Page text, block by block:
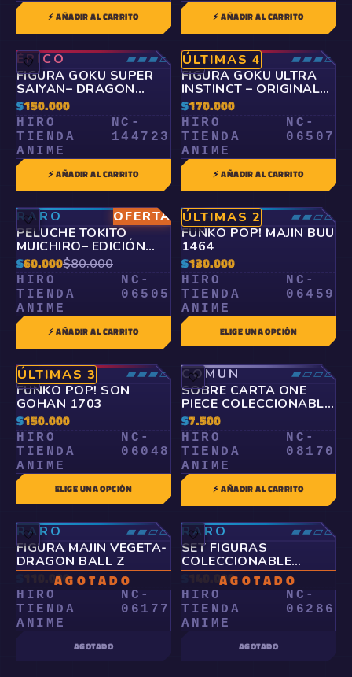
⚡ AÑADIR AL CARRITO ⚡ AÑADIR AL CARRITO
🤍
ÉPICO
▰▰▰▱
FIGURA GOKU SUPER
SAIYAN– DRAGON
BALL Z | BANPRESTO
$150.000
HIRO
TIENDA
ANIME
NC-
144723
⚡ AÑADIR AL CARRITO
🤍
ÚLTIMAS 4
ÉPICO
▰▰▰▱
FIGURA GOKU ULTRA
INSTINCT – ORIGINAL
BANDAI
$170.000
HIRO
TIENDA
ANIME
NC-
06507
⚡ AÑADIR AL CARRITO
🤍 OFERTA
RARO
▰▰▱▱
PELUCHE TOKITO
MUICHIRO– EDICIÓN
CHIBI PREMIUM
$60.000$80.000
HIRO
TIENDA
ANIME
NC-
06505
⚡ AÑADIR AL CARRITO
🤍
ÚLTIMAS 2
RARO
▰▰▱▱
FUNKO POP! MAJIN BUU
1464
$130.000
HIRO
TIENDA
ANIME
NC-
06459
ELIGE UNA OPCIÓN
🤍
ÚLTIMAS 3
ÉPICO
▰▰▰▱
FUNKO POP! SON
GOHAN 1703
$150.000
HIRO
TIENDA
ANIME
NC-
06048
ELIGE UNA OPCIÓN
🤍
COMÚN
▰▱▱▱
SOBRE CARTA ONE
PIECE COLECCIONABLE
PANINI
$7.500
HIRO
TIENDA
ANIME
NC-
08170
⚡ AÑADIR AL CARRITO
🤍
AGOTADO
RARO
▰▰▱▱
FIGURA MAJIN VEGETA-
DRAGON BALL Z
110.000
HIRO
TIENDA
ANIME
NC-
06177
AGOTADO
🤍
AGOTADO
RARO
▰▰▱▱
SET FIGURAS
COLECCIONABLE
SAILOR MOON
140.000
HIRO
TIENDA
ANIME
NC-
06286
AGOTADO